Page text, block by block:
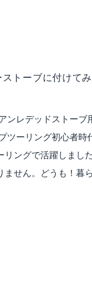
トーブに付けて
ンレデッドストーブ
ツーリング初心者時
リングで活躍しまし
ません。どうも！暮